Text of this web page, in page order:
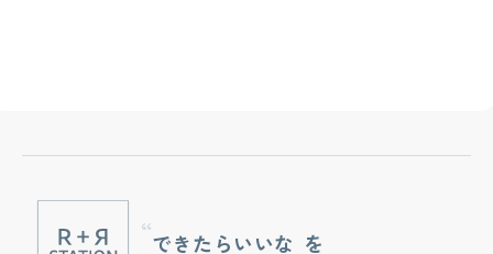
できたらいいな を